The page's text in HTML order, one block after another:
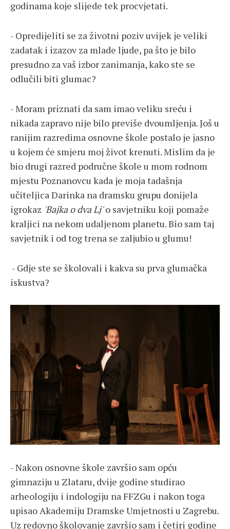
godinama koje slijede tek procvjetati.
- Opredijeliti se za životni poziv uvijek je veliki
zadatak i izazov za mlade ljude, pa što je bilo
presudno za vaš izbor zanimanja, kako ste se
odlučili biti glumac?
- Moram priznati da sam imao veliku sreću i
nikada zapravo nije bilo previše dvoumljenja. Još u
ranijim razredima osnovne škole postalo je jasno
u kojem će smjeru moj život krenuti. Mislim da je
bio drugi razred područne škole u mom rodnom
mjestu Poznanovcu kada je moja tadašnja
učiteljica Darinka na dramsku grupu donijela
igrokaz 'Bajka o dva Lj'o savjetniku koji pomaže
kraljici na nekom udaljenom planetu. Bio sam taj
savjetnik i od tog trena se zaljubio u glumu!
- Gdje ste se školovali i kakva su prva glumačka
iskustva?
- Nakon osnovne škole završio sam opću
gimnaziju u Zlataru, dvije godine studirao
arheologiju i indologiju na FFZGu i nakon toga
upisao Akademiju Dramske Umjetnosti u Zagrebu.
Uz redovno školovanje završio sam i četiri godine